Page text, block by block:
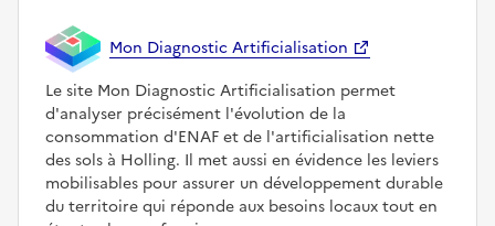
Mon Diagnostic Artificialisation
Le site Mon Diagnostic Artificialisation permet
d'analyser précisément l'évolution de la
consommation d'ENAF et de l'artificialisation nette
des sols à Holling. Il met aussi en évidence les leviers
mobilisables pour assurer un développement durable
du territoire qui réponde aux besoins locaux tout en